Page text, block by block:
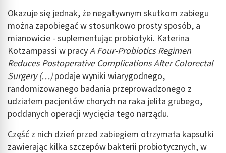
Okazuje się jednak, że negatywnym skutkom zabiegu
można zapobiegać w stosunkowo prosty sposób, a
mianowicie - suplementując probiotyki. Katerina
Kotzampassi w pracyA Four-Probiotics Regimen
Reduces Postoperative Complications After Colorectal
Surgery (…)podaje wyniki wiarygodnego,
randomizowanego badania przeprowadzonego z
udziałem pacjentów chorych na raka jelita grubego,
poddanych operacji wycięcia tego narządu.
Część z nich dzień przed zabiegiem otrzymała kapsułki
zawierając kilka szczepów bakterii probiotycznych, w